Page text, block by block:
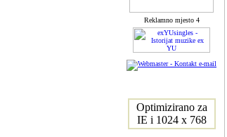
Reklamno mjesto 4
Optimizirano za
IE i 1024 x 768